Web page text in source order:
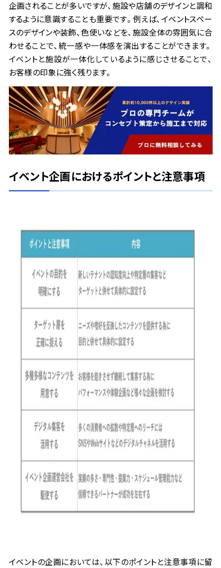
企画されることが多いですが、施設や店舗のデザインと調和
するように意識することも重要です。例えば、イベントスペー
スのデザインや装飾、色使いなどを、施設全体の雰囲気に合
わせることで、統一感や一体感を演出することができます。
イベントと施設が一体化しているように感じさせることで、
お客様の印象に強く残ります。
イベント企画におけるポイントと注意事項
イベントの企画においては、以下のポイントと注意事項に留